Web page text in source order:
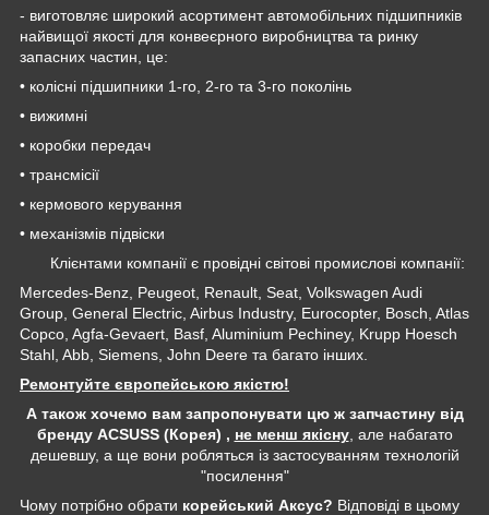
- виготовляє широкий асортимент автомобільних підшипників
найвищої якості для конвеєрного виробництва та ринку
запасних частин, це:
• колісні підшипники 1-го, 2-го та 3-го поколінь
• вижимні
• коробки передач
• трансмісії
• кермового керування
• механізмів підвіски
Клієнтами компанії є провідні світові промислові компанії:
Mercedes-Benz, Peugeot, Renault, Seat, Volkswagen Audi
Group, General Electric, Airbus Industry, Eurocopter, Bosch, Atlas
Copco, Agfa-Gevaert, Basf, Aluminium Pechiney, Krupp Hoesch
Stahl, Abb, Siemens, John Deere та багато інших.
Ремонтуйте європейською якістю!
А також хочемо вам запропонувати цю ж запчастину від
бренду ACSUSS (Корея) , не менш якісну, але набагато
дешевшу, а ще вони робляться із застосуванням технологій
"посилення"
Чому потрібно обрати корейський Аксус? Відповіді в цьому